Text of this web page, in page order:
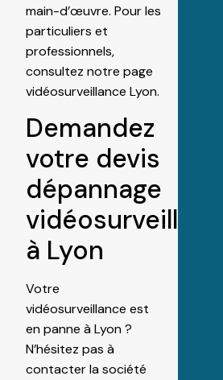
main-d’œuvre. Pour les
particuliers et
professionnels,
consultez notre page
vidéosurveillance Lyon.
Demandez
votre devis
dépannage
vidéosurveillance
à Lyon
Votre
vidéosurveillance est
en panne à Lyon ?
N’hésitez pas à
contacter la société